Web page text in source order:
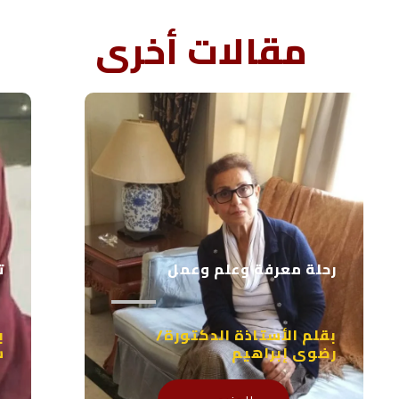
مقالات أخرى
رحلة معرفة وعلم وعمل
بقلم الأستاذة الدكتورة/
رضوى إبراهيم